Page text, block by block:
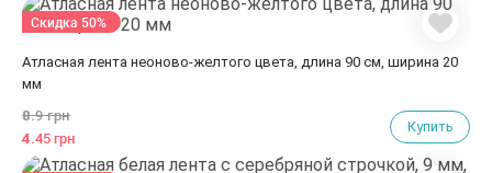
Атласная лента неоново-желтого цвета, длина 90 см, ширина 20
мм
8.9 грн
4.45 грн
Купить
Скидка 50%